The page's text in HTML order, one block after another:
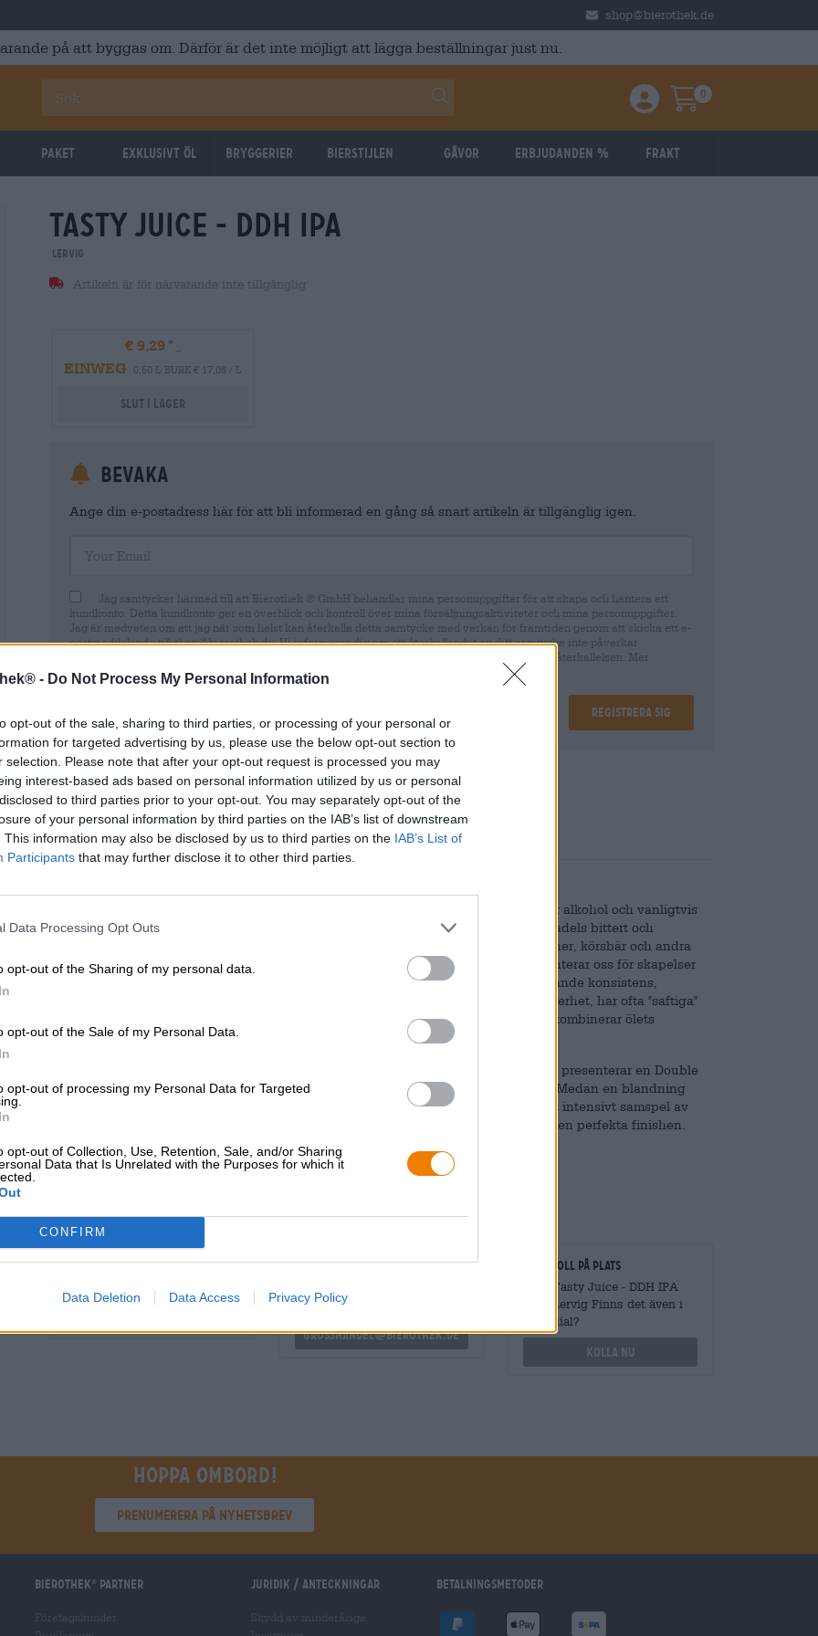
- Do Not Process My Personal Information
opt-out of the sale, sharing to third parties, or processing of your personal or
for targeted advertising by us, please use the below opt-out section to
selection. Please note that after your opt-out request is processed you may
interest-based ads based on personal information utilized by us or personal
to third parties prior to your opt-out. You may separately opt-out of the
of your personal information by third parties on the IAB’s list of downstream
This information may also be disclosed by us to third parties on the IAB’s List of
Participants that may further disclose it to other third parties.
Data Processing Opt Outs
opt-out of the Sharing of my personal data.
opt-out of the Sale of my Personal Data.
opt-out of processing my Personal Data for Targeted
opt-out of Collection, Use, Retention, Sale, and/or Sharing
Data that Is Unrelated with the Purposes for which it
CONFIRM
Data Deletion Data Access Privacy Policy
shop@bierothek.de
på att byggas om. Därför är det inte möjligt att lägga beställningar just nu.
Einloggen / Anmelden
Warenkorb
0
Paket Exklusivt Öl Bryggerier Bierstijlen Gåvor Erbjudanden % Frakt
tasty juice - ddh ipa
Lervig
Artikeln är för närvarande inte tillgänglig
€ 9,29
EINWEG
0,50 L BURK € 17,08 / L
Slut i lager
Bevaka
Ange din e-postadress här för att bli informerad en gång så snart artikeln är tillgänglig igen.
Jag samtycker härmed till att Bierothek ® GmbH behandlar mina personuppgifter för att skapa och hantera ett
kundkonto. Detta kundkonto ger en överblick och kontroll över mina försäljningsaktiviteter och mina personuppgifter.
Jag är medveten om att jag när som helst kan återkalla detta samtycke med verkan för framtiden genom att skicka ett e-
postmeddelande till shop@bierothek.de. Vi informerar dig om att återkallandet av ditt samtycke inte påverkar
lagligheten av den behandling som utförs på grundval av ditt samtycke fram till tidpunkten för återkallelsen. Mer
information finns i vårdataskyddsdeklaration
Registrera sig
* Priserna inkluderar lagstadgad moms. Plus Frakt plus Insättning
€ 0,25
* Priserna inkluderar punktskatt
Beskrivning Information Recensioner(0)
Vid första anblicken har öl och juice föga gemensamt: medan den ena innehåller alkohol och vanligtvis
ingen frukt, består den andra helt av frukt och har sällan alkoholhalt. Öl är mestadels bittert och
baserat på vatten, malt, humle och jäst, medan juice pressas från äpplen, apelsiner, körsbär och andra
frukter och till stor del är söt. Hantverksölscenen suddar ut gränserna och presenterar oss för skapelser
som kombinerar det bästa av två världar: robusta brygder med en smoothie-liknande konsistens,
sprudlande fruktiga aromer och frukt på ingredienslistan. India Pale Ales, i synnerhet, har ofta "saftiga"
i sitt namn och lever upp till det löftet. Dessa brygder är moderna cocktails som kombinerar ölets
robusta bitterhet med den lekfulla fruktsötman hos färskpressad juice.
En av dessa moderna skapelser är Tasty Juice från Lervig. Det norska bryggeriet presenterar en Double
Dry-Hopped Citra IPA som levererar en explosion av tropiska toner till gommen. Medan en blandning
av korn, havre och vete ger en len, krämig munkänsla, levererar Citra-humlen ett intensivt samspel av
mango, persika, grapefrukt och citron. Den robusta 6,0 % ABV ger denna DIPA den perfekta finishen.
Riktigt god juice!
GRATIS ÖLKONSULTATION
Har du frågor om denna öl? Vi
finns här för dig.
handlare eller krögare
billigare?
grosshandel@bierothek.de
Kontroll på plats
Vara Tasty Juice - DDH IPA
från Lervig Finns det även i
min filial?
Kolla nu
Hoppa ombord!
Prenumerera på nyhetsbrev
Bierothek partner Juridik / Anteckningar Betalningsmetoder